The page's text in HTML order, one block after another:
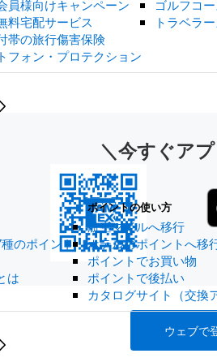
員様向けキャンペーン
料宅配サービス
帯の旅行傷害保険
フォン・プロテクション
ゴルフコ
トラベラ
のポイント
は
ポイントの使い方
航空マイルへ移行
ホテルのポイントへ移
ポイントでお買い物
ポイントで後払い
カタログサイト（交換
＼今すぐア
ウェブで